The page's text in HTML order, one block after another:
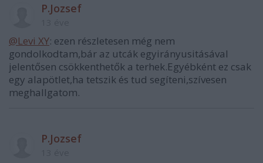
P.Jozsef
@Levi XY: ezen részletesen még nem
gondolkodtam,bár az utcák egyirányusitásával
jelentősen csökkenthetők a terhek.Egyébként ez csak
egy alapötlet,ha tetszik és tud segíteni,szívesen
meghallgatom.
P.Jozsef